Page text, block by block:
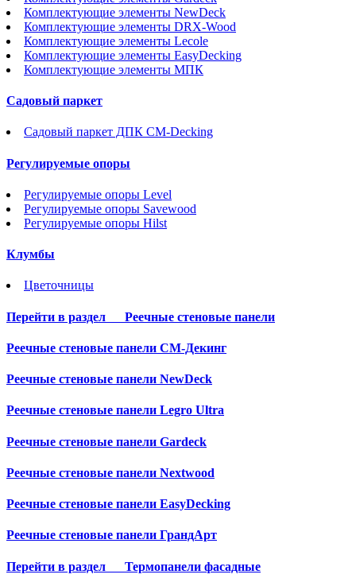
Комплектующие элементы NewDeck
Комплектующие элементы DRX-Wood
Комплектующие элементы Lecole
Комплектующие элементы EasyDecking
Комплектующие элементы МПК
Садовый паркет
Садовый паркет ДПК CM-Decking
Регулируемые опоры
Регулируемые опоры Level
Регулируемые опоры Savewood
Регулируемые опоры Hilst
Клумбы
Цветочницы
Перейти в раздел Реечные стеновые панели
Реечные стеновые панели СМ-Декинг
Реечные стеновые панели NewDeck
Реечные стеновые панели Legro Ultra
Реечные стеновые панели Gardeck
Реечные стеновые панели Nextwood
Реечные стеновые панели EasyDecking
Реечные стеновые панели ГрандАрт
Перейти в раздел Термопанели фасадные